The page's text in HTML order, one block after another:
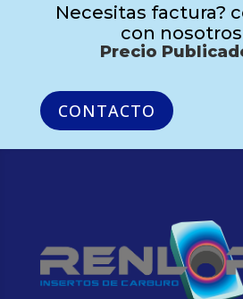
Necesitas factura?
con nosotros
Precio
CONTACTO